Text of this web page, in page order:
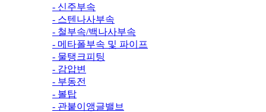
- 신주부속
- 스텐나사부속
- 철부속/백나사부속
- 메타폴부속 및 파이프
- 물탱크피팅
- 감압변
- 부동전
- 볼탑
- 관붙이앵글밸브